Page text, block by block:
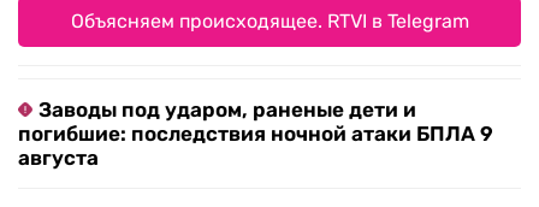
Объясняем происходящее. RTVI в Telegram
Заводы под ударом, раненые дети и
погибшие: последствия ночной атаки БПЛА 9
августа